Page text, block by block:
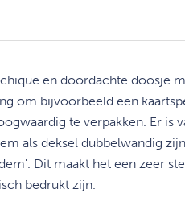
en doordachte doosje
om bijvoorbeeld een
te verpakken. Er is
als deksel dubbelwandig
Dit maakt het een zeer
bedrukt zijn.